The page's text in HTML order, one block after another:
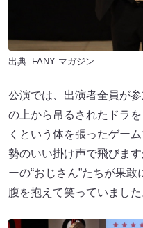
出典: FANY マガジン
公演では、出演者全員が
の上から吊るされたドラ
くという体を張ったゲー
勢のいい掛け声で飛びま
ーの“おじさん”たちが果
腹を抱えて笑っていました